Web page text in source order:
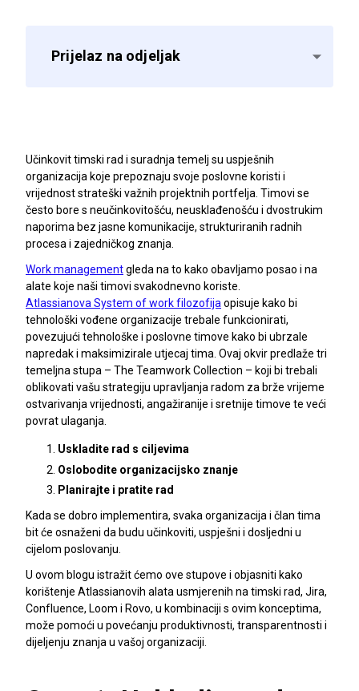
Prijelaz na odjeljak
Učinkovit timski rad i suradnja temelj su uspješnih
organizacija koje prepoznaju svoje poslovne koristi i
vrijednost strateški važnih projektnih portfelja. Timovi se
često bore s neučinkovitošću, neusklađenošću i dvostrukim
naporima bez jasne komunikacije, strukturiranih radnih
procesa i zajedničkog znanja.
Work managementgleda na to kako obavljamo posao i na
alate koje naši timovi svakodnevno koriste.
Atlassianova System of work filozofija opisuje kako bi
tehnološki vođene organizacije trebale funkcionirati,
povezujući tehnološke i poslovne timove kako bi ubrzale
napredak i maksimizirale utjecaj tima. Ovaj okvir predlaže tri
temeljna stupa – The Teamwork Collection – koji bi trebali
oblikovati vašu strategiju upravljanja radom za brže vrijeme
ostvarivanja vrijednosti, angažiranije i sretnije timove te veći
povrat ulaganja.
Uskladite rad s ciljevima
Oslobodite organizacijsko znanje
Planirajte i pratite rad
Kada se dobro implementira, svaka organizacija i član tima
bit će osnaženi da budu učinkoviti, uspješni i dosljedni u
cijelom poslovanju.
U ovom blogu istražit ćemo ove stupove i objasniti kako
korištenje Atlassianovih alata usmjerenih na timski rad, Jira,
Confluence, Loom i Rovo, u kombinaciji s ovim konceptima,
može pomoći u povećanju produktivnosti, transparentnosti i
dijeljenju znanja u vašoj organizaciji.